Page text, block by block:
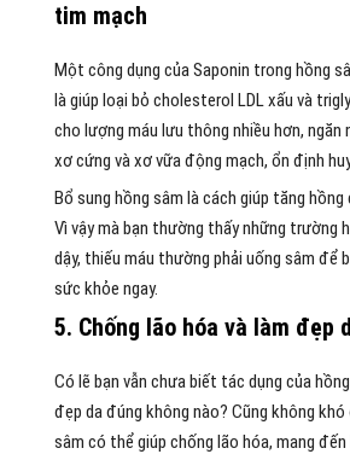
tim mạch
Một công dụng của Saponin trong hồng
là giúp loại bỏ cholesterol LDL xấu và
cho lượng máu lưu thông nhiều hơn, ngăn
xơ cứng và xơ vữa động mạch, ổn định
Bổ sung hồng sâm là cách giúp tăng
Vì vậy mà bạn thường thấy những trường
dậy, thiếu máu thường phải uống sâm để
sức khỏe ngay.
5. Chống lão hóa và làm đẹp
Có lẽ bạn vẫn chưa biết tác dụng của
đẹp da đúng không nào? Cũng không
sâm có thể giúp chống lão hóa, mang đến